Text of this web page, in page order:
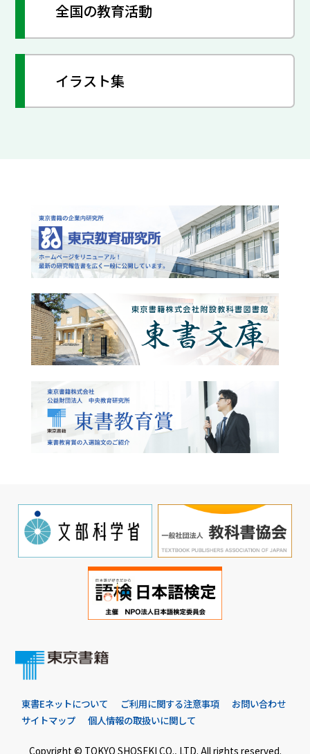
全国の教育活動
イラスト集
東書Eネットについて ご利用に関する注意事項
お問い合わせ
サイトマップ
個人情報の取扱いに関して
Copyright © TOKYO SHOSEKI CO., LTD. All rights reserved.